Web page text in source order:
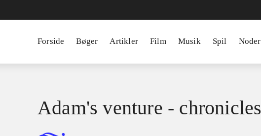
Forside Bøger Artikler Film Musik Spil Noder
Adam's venture - chronicles